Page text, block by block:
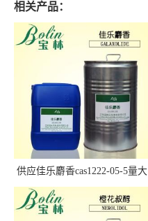
相关产品：
供应佳乐麝香cas1222-05-5量大
优惠